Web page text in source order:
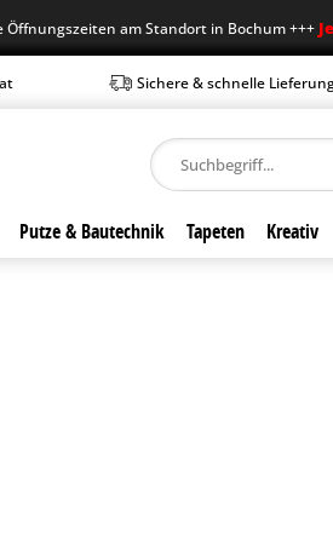
am Standort in Bochum +++Jetzt
Sichere & schnelle
Putze & Bautechnik Tapeten Kreativ